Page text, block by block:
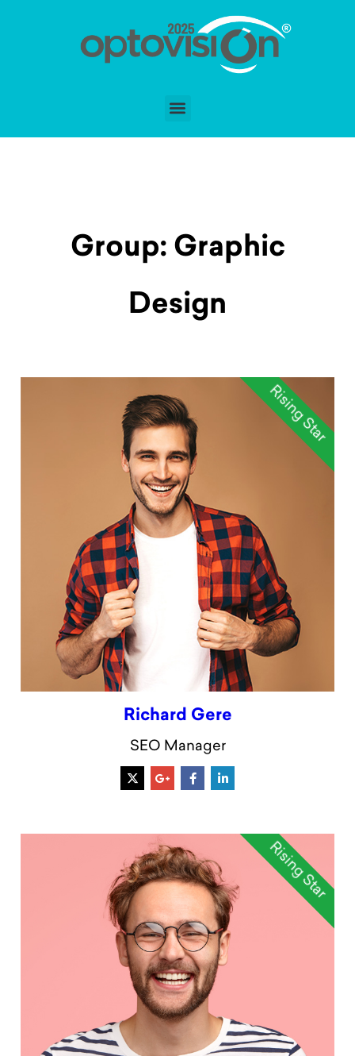
Group: Graphic
Design
Rising Star
Richard Gere
SEO Manager
Rising Star